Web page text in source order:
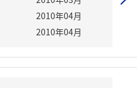
2010年04月
2010年04月